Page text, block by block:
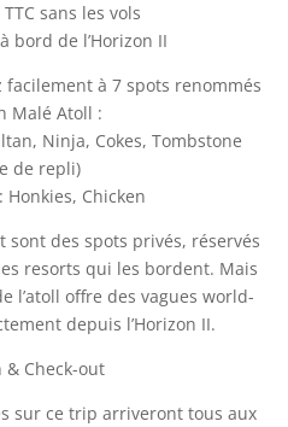
sans les vols
bord de l’Horizon II
à 7 spots renommés
Malé Atoll :
Ninja, Cokes, Tombstone
de repli)
Honkies, Chicken
sont des spots privés, réservés
resorts qui les bordent. Mais
l’atoll offre des vagues world-
depuis l’Horizon II.
& Check-out
sur ce trip arriveront tous aux